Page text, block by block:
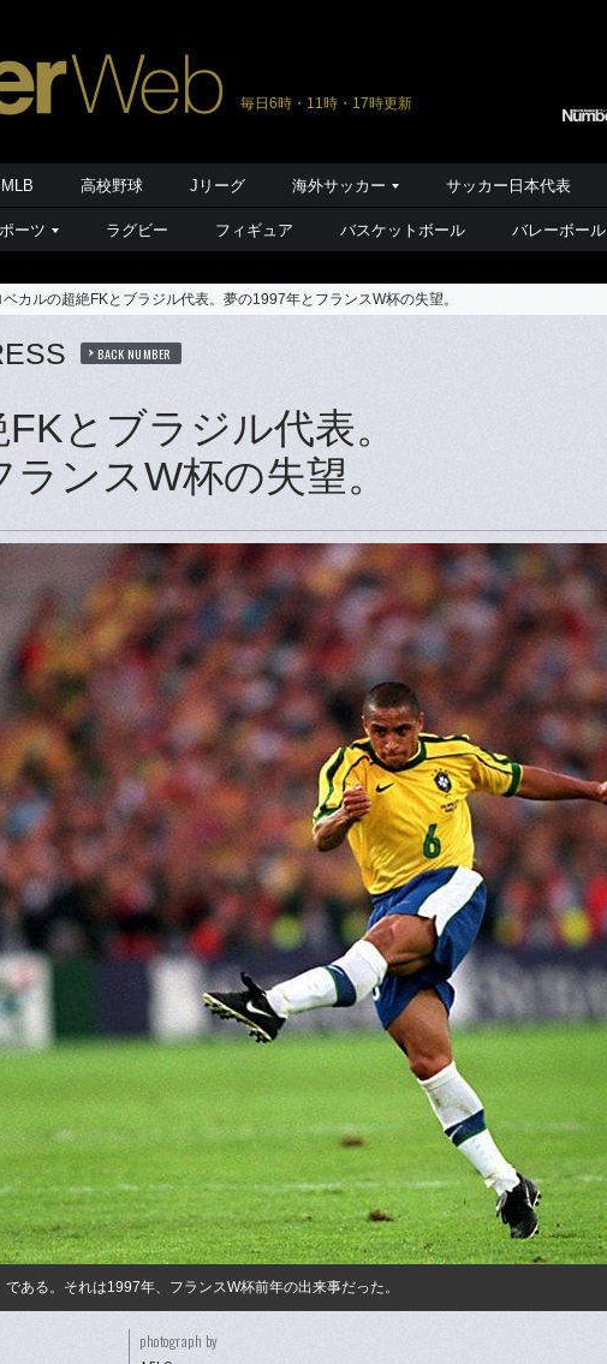
毎日6時・11時・17時更新
MLB 高校野球 Jリーグ 海外サッカー サッカー日本代表
ーツ ラグビー フィギュア バスケットボール バレーボール
ベカルの超絶FKとブラジル代表。夢の1997年とフランスW杯の失望。
BACK NUMBER
とブラジル代表。
ンスW杯の失望。
ある。それは1997年、フランスW杯前年の出来事だった。
photograph by